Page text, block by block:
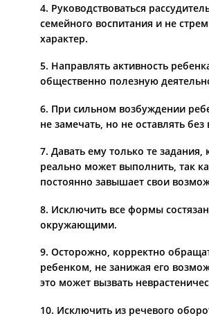
4. Руководствоваться
семейного воспитания и не
характер.
5. Направлять активность
общественно полезную
6. При сильном возбуждении
не замечать, но не оставлять
7. Давать ему только те задания,
реально может выполнить, так
постоянно завышает свои
8. Исключить все формы
окружающими.
9. Осторожно, корректно
ребенком, не занижая его
это может вызвать
10. Исключить из речевого